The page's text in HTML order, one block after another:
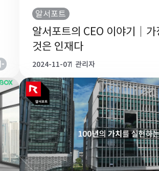
알서포트
알서포트의 CEO 이야기｜
것은 인재다
2024-11-07 관리자